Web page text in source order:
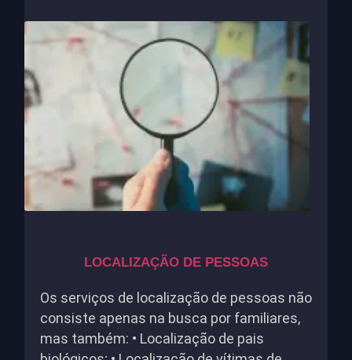
LOCALIZAÇÃO DE PESSOAS
Os serviços de localização de pessoas não
consiste apenas na busca por familiares,
mas também: • Localização de pais